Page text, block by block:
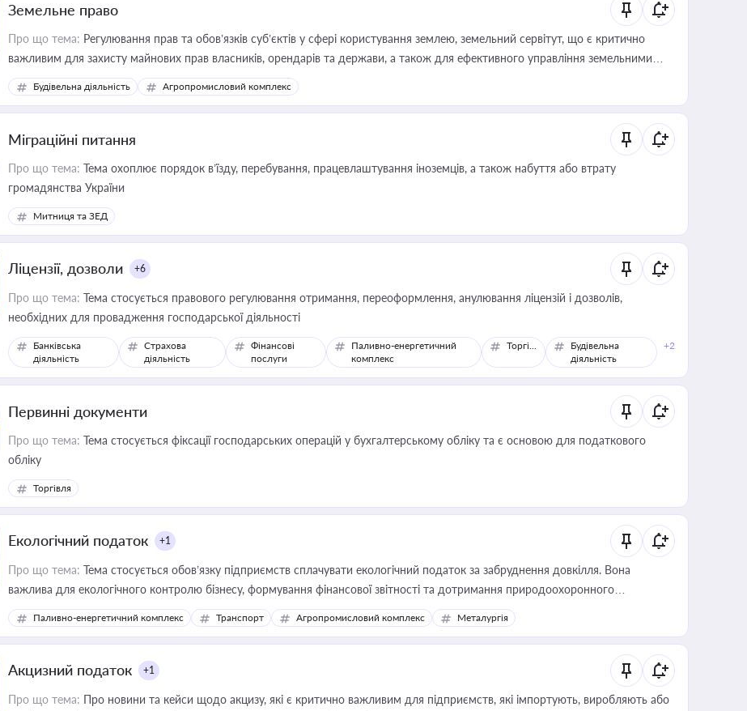
Земельне право
Про що тема: Регулювання прав та обов’язків суб’єктів у сфері користування землею, земельний сервітут, що є критично
важливим для захисту майнових прав власників, орендарів та держави, а також для ефективного управління земельними
ресурсами
Будівельна діяльність Агропромисловий комплекс
Міграційні питання
Про що тема: Тема охоплює порядок в’їзду, перебування, працевлаштування іноземців, а також набуття або втрату
громадянства України
Митниця та ЗЕД
Ліцензії, дозволи +6
Про що тема: Тема стосується правового регулювання отримання, переоформлення, анулювання ліцензій і дозволів,
необхідних для провадження господарської діяльності
Банківська
діяльність
Страхова
діяльність
Фінансові
послуги
Паливно-енергетичний
комплекс
Торгівля
Будівельна
діяльність
+2
Первинні документи
Про що тема: Тема стосується фіксації господарських операцій у бухгалтерському обліку та є основою для податкового
обліку
Торгівля
Екологічний податок +1
Про що тема: Тема стосується обов’язку підприємств сплачувати екологічний податок за забруднення довкілля. Вона
важлива для екологічного контролю бізнесу, формування фінансової звітності та дотримання природоохоронного
законодавства
Паливно-енергетичний комплекс Транспорт Агропромисловий комплекс Металургія
Акцизний податок +1
Про що тема: Про новини та кейси щодо акцизу, які є критично важливим для підприємств, які імпортують, виробляють або